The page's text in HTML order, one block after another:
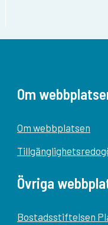
Om
Om webbplatsen
Övriga
Bostadsstiftelsen